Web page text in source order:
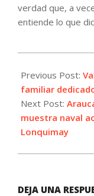
verdad que, a
entiende lo que
06-
04
Previous Post:
familiar
Next Post:
muestra naval
Lonquimay
DEJA UNA